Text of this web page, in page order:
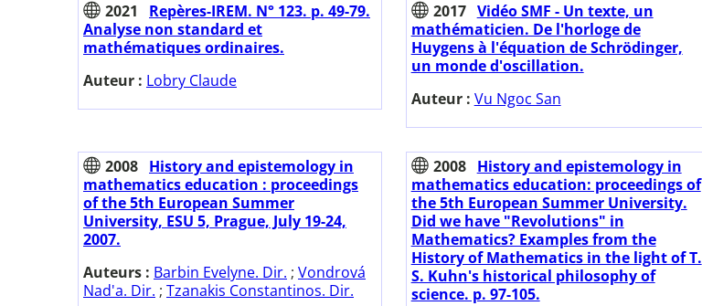
2021
Repères-IREM. N° 123. p. 49-79.
Analyse non standard et
mathématiques ordinaires.
Auteur : Lobry Claude
2017 Vidéo SMF - Un texte, un
mathématicien. De l'horloge de
Huygens à l'équation de Schrödinger,
un monde d'oscillation.
Auteur : Vu Ngoc San
2008 History and epistemology in
mathematics education : proceedings
of the 5th European Summer
University, ESU 5, Prague, July 19-24,
2007.
Auteurs : Barbin Evelyne. Dir. ; Vondrová
Nad'a. Dir. ; Tzanakis Constantinos. Dir.
2008
History and epistemology in
mathematics education: proceedings of
the 5th European Summer University.
Did we have "Revolutions" in
Mathematics? Examples from the
History of Mathematics in the light of T.
S. Kuhn's historical philosophy of
science. p. 97-105.